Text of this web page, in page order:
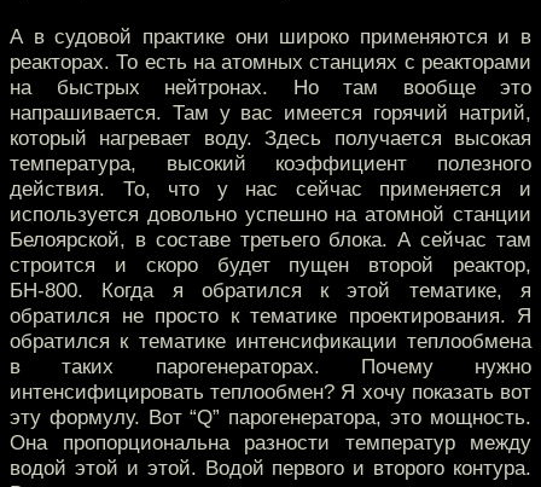
А в судовой практике они широко применяются и в
реакторах. То есть на атомных станциях с реакторами
на быстрых нейтронах. Но там вообще это
напрашивается. Там у вас имеется горячий натрий,
который нагревает воду. Здесь получается высокая
температура, высокий коэффициент полезного
действия. То, что у нас сейчас применяется и
используется довольно успешно на атомной станции
Белоярской, в составе третьего блока. А сейчас там
строится и скоро будет пущен второй реактор,
БН-800. Когда я обратился к этой тематике, я
обратился не просто к тематике проектирования. Я
обратился к тематике интенсификации теплообмена
в таких парогенераторах. Почему нужно
интенсифицировать теплообмен? Я хочу показать вот
эту формулу. Вот “Q” парогенератора, это мощность.
Она пропорциональна разности температур между
водой этой и этой. Водой первого и второго контура.